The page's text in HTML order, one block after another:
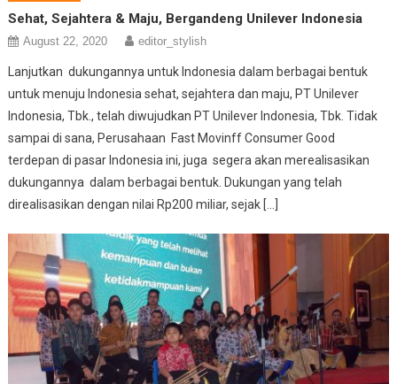
Sehat, Sejahtera & Maju, Bergandeng Unilever Indonesia
August 22, 2020 editor_stylish
Lanjutkan dukungannya untuk Indonesia dalam berbagai bentuk
untuk menuju Indonesia sehat, sejahtera dan maju, PT Unilever
Indonesia, Tbk., telah diwujudkan PT Unilever Indonesia, Tbk. Tidak
sampai di sana, Perusahaan Fast Movinff Consumer Good
terdepan di pasar Indonesia ini, juga segera akan merealisasikan
dukungannya dalam berbagai bentuk. Dukungan yang telah
direalisasikan dengan nilai Rp200 miliar, sejak […]